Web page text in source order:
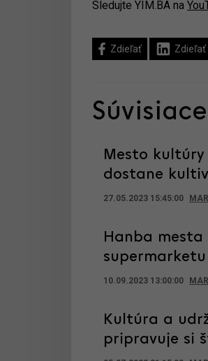
Sledujte YIM.BA na
Zdieľať Zdieľať
Mesto
dostane
27.05.2023 15:45:00
Hanba
10.09.2023 13:00:00
Kultúra a
pripravuje si